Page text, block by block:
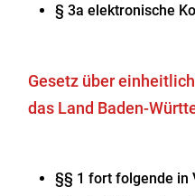
§ 3a elektronische
Gesetz über
das Land Baden-
§§ 1 fort folgende in